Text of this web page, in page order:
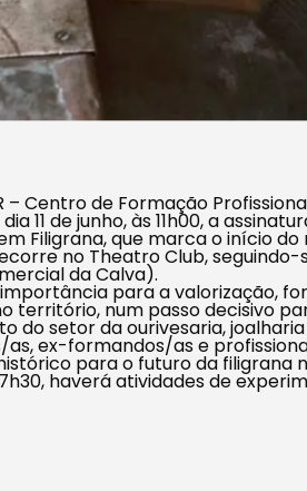
– Centro de Formação
11 de junho, às 11h00, a
Filigrana, que marca o início do
no Theatro Club,
da Calva).
para a valorização,
território, num passo decisivo
do setor da ourivesaria,
ex-formandos/as e
para o futuro da filigrana
haverá atividades de